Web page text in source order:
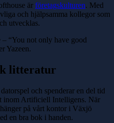
är företagskulturen. Med
och hjälpsamma kollegor som
utvecklas.
– “You not only have good
Yazeen.
litteratur
och spenderar en del tid
inom Artificiell Intelligens. När
på vårt kontor i Växjö
en bra bok i handen.